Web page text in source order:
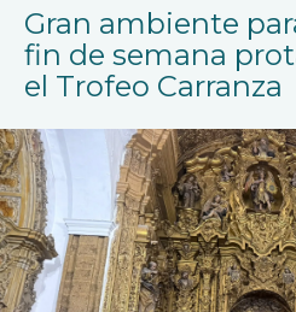
Gran ambiente
fin de semana
el Trofeo Carranza